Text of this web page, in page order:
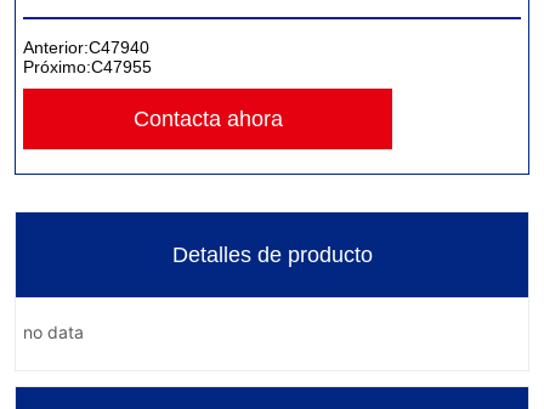
Anterior:C47940
Próximo:C47955
Contacta ahora
Detalles de producto
no data